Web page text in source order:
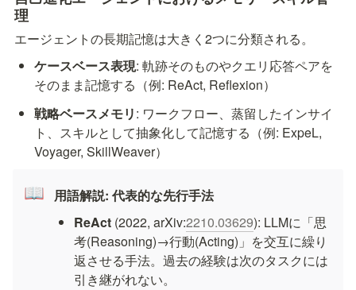
理
エージェントの長期記憶は大きく2つに分類される。
ケースベース表現: 軌跡そのものやクエリ応答ペアを
そのまま記憶する（例: ReAct, Reflexion）
戦略ベースメモリ: ワークフロー、蒸留したインサイ
ト、スキルとして抽象化して記憶する（例: ExpeL,
Voyager, SkillWeaver）
📖
用語解説: 代表的な先行手法
ReAct (2022, arXiv:2210.03629): LLMに「思
考(Reasoning)→行動(Acting)」を交互に繰り
返させる手法。過去の経験は次のタスクには
引き継がれない。